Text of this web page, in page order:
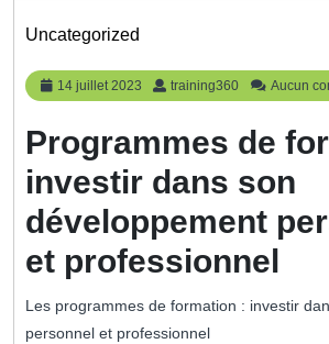
Uncategorized
14 juillet 2023
14
juillet
training360 training360
Aucun
Programmes de
investir dans son
développement
et professionnel
Les programmes de formation : investir dans le développement
personnel et professionnel